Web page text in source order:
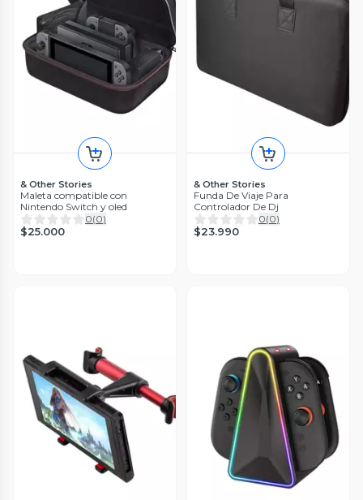
& Other Stories
Maleta compatible con
Nintendo Switch y oled
0(0)
$25.000
& Other Stories
Funda De Viaje Para
Controlador De Dj
0(0)
$23.990